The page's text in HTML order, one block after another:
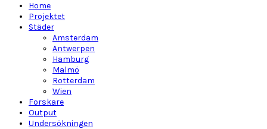
Home
Projektet
Städer
Amsterdam
Antwerpen
Hamburg
Malmö
Rotterdam
Wien
Forskare
Output
Undersökningen